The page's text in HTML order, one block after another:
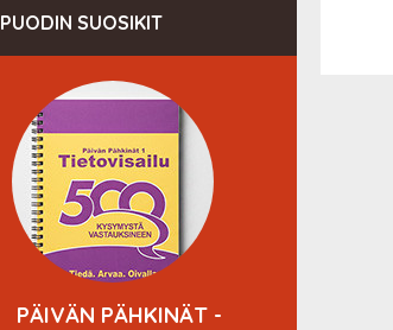
PUODIN SUOSIKIT
PÄIVÄN PÄHKINÄT -